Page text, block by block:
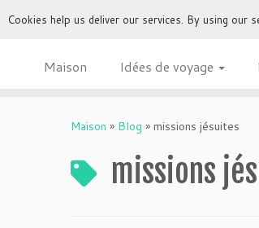
Maison Idées de voyage
Maison » Blog » missions jésuites
missions
Cookies help us deliver our services. By using